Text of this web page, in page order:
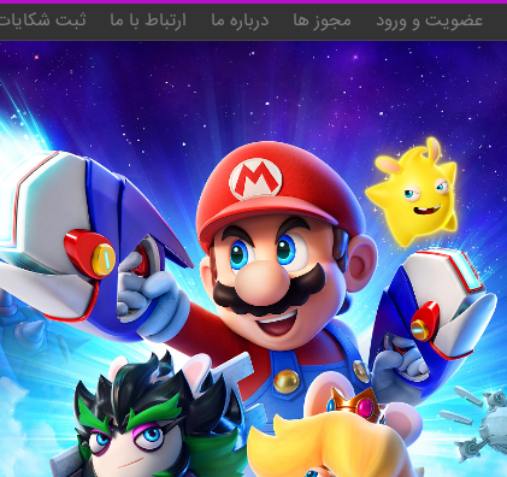
عضویت و ورود مجوز ها درباره ما ارتباط با ما ثبت